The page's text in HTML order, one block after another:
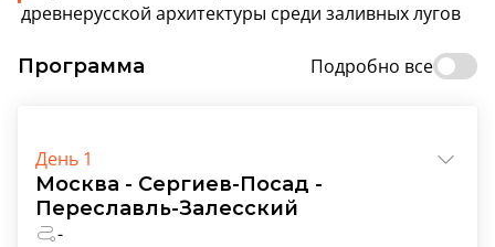
древнерусской архитектуры среди заливных лугов
Программа Подробно все
День 1
Москва - Сергиев-Посад -
Переславль-Залесский
-